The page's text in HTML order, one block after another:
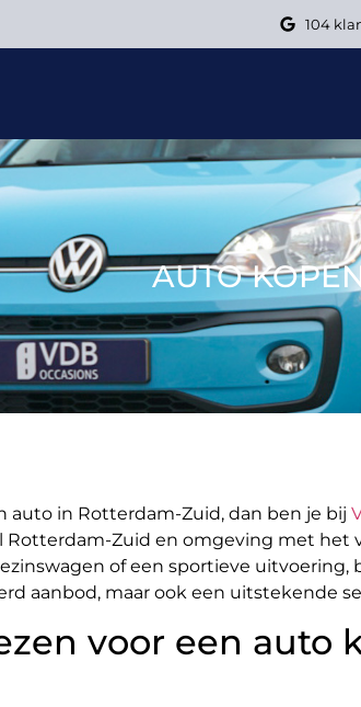
104
AUTO
auto in Rotterdam-Zuid, dan ben je bij
Zuid en omgeving met het
of een sportieve uitvoering,
aanbod, maar ook een uitstekende
voor een auto